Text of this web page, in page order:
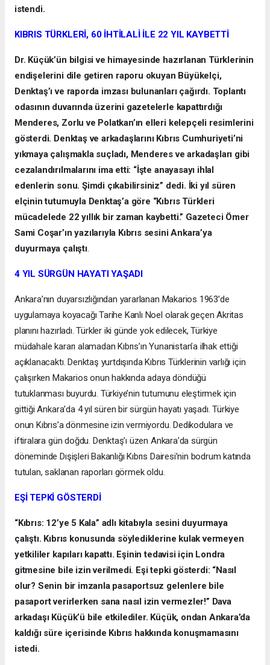
istendi.
KIBRIS TÜRKLERİ, 60 İHTİLALİ İLE 22 YIL KAYBETTİ
Dr. Küçük’ün bilgisi ve himayesinde hazırlanan Türklerinin
endişelerini dile getiren raporu okuyan Büyükelçi,
Denktaş’ı ve raporda imzası bulunanları çağırdı. Toplantı
odasının duvarında üzerini gazetelerle kapattırdığı
Menderes, Zorlu ve Polatkan’ın elleri kelepçeli resimlerini
gösterdi. Denktaş ve arkadaşlarını Kıbrıs Cumhuriyeti’ni
yıkmaya çalışmakla suçladı, Menderes ve arkadaşları gibi
cezalandırılmalarını ima etti: “İşte anayasayı ihlal
edenlerin sonu. Şimdi çıkabilirsiniz” dedi. İki yıl süren
elçinin tutumuyla Denktaş’a göre “Kıbrıs Türkleri
mücadelede 22 yıllık bir zaman kaybetti.” Gazeteci Ömer
Sami Coşar’ın yazılarıyla Kıbrıs sesini Ankara’ya
duyurmaya çalıştı.
4 YIL SÜRGÜN HAYATI YAŞADI
Ankara’nın duyarsızlığından yararlanan Makarios 1963’de
uygulamaya koyacağı Tarihe Kanlı Noel olarak geçen Akritas
planını hazırladı. Türkler iki günde yok edilecek, Türkiye
müdahale kararı alamadan Kıbrıs’ın Yunanistan’a ilhak ettiği
açıklanacaktı. Denktaş yurtdışında Kıbrıs Türklerinin varlığı için
çalışırken Makarios onun hakkında adaya döndüğü
tutuklanması buyurdu. Türkiye’nin tutumunu eleştirmek için
gittiği Ankara’da 4 yıl süren bir sürgün hayatı yaşadı. Türkiye
onun Kıbrıs’a dönmesine izin vermiyordu. Dedikodulara ve
iftiralara gün doğdu. Denktaş’ı üzen Ankara’da sürgün
döneminde Dışişleri Bakanlığı Kıbrıs Dairesi’nin bodrum katında
tutulan, saklanan raporları görmek oldu.
EŞİ TEPKİ GÖSTERDİ
“Kıbrıs: 12’ye 5 Kala” adlı kitabıyla sesini duyurmaya
çalıştı. Kıbrıs konusunda söylediklerine kulak vermeyen
yetkililer kapıları kapattı. Eşinin tedavisi için Londra
gitmesine bile izin verilmedi. Eşi tepki gösterdi: “Nasıl
olur? Senin bir imzanla pasaportsuz gelenlere bile
pasaport verirlerken sana nasıl izin vermezler!” Dava
arkadaşı Küçük’ü bile etkilediler. Küçük, ondan Ankara’da
kaldığı süre içerisinde Kıbrıs hakkında konuşmamasını
istedi.